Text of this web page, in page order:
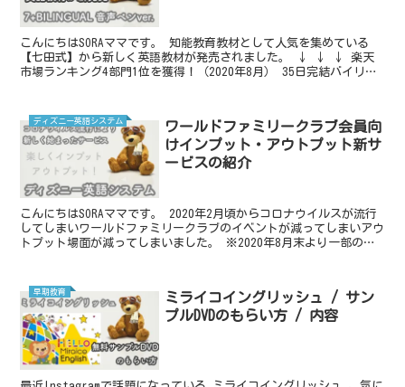
こんにちはSORAママです。 知能教育教材として人気を集めている
【七田式】から新しく英語教材が発売されました。 ↓ ↓ ↓ 楽天
市場ランキング4部門1位を獲得！（2020年8月） 35日完結バイリン
ディズニー英語システム
ワールドファミリークラブ会員向
けインプット・アウトプット新サ
ービスの紹介
こんにちはSORAママです。 2020年2月頃からコロナウイルスが流行
してしまいワールドファミリークラブのイベントが減ってしまいアウ
トプット場面が減ってしまいました。 ※2020年8月末より一部のイ
早期教育
ミライコイングリッシュ / サン
プルDVDのもらい方 / 内容